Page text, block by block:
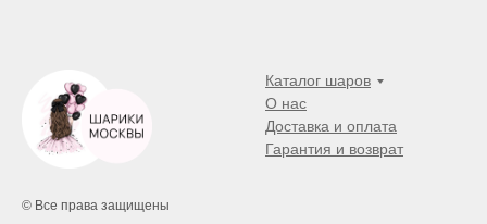
© Все права защищены
Каталог шаров
О нас
Доставка и оплата
Гарантия и возврат